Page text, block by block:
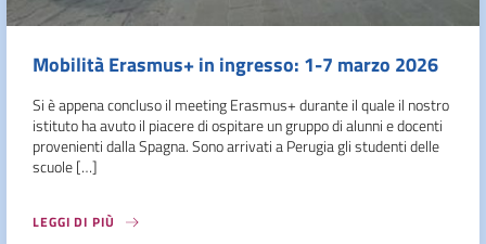
Mobilità Erasmus+ in ingresso: 1-7 marzo 2026
Si è appena concluso il meeting Erasmus+ durante il quale il nostro
istituto ha avuto il piacere di ospitare un gruppo di alunni e docenti
provenienti dalla Spagna. Sono arrivati a Perugia gli studenti delle
scuole […]
LEGGI DI PIÙ